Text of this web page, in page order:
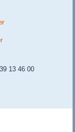
13 46 00